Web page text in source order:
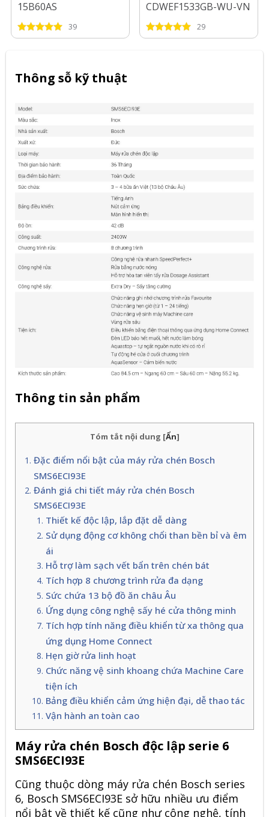
15B60AS
39
CDWEF1533GB-WU-VN
29
Thông sỗ kỹ thuật
Thông tin sản phẩm
Tóm tắt nội dung [Ẩn]
Đặc điểm nổi bật của máy rửa chén Bosch
SMS6ECI93E
Đánh giá chi tiết máy rửa chén Bosch
SMS6ECI93E
Thiết kế độc lập, lắp đặt dễ dàng
Sử dụng động cơ không chổi than bền bỉ và êm
ái
Hỗ trợ làm sạch vết bẩn trên chén bát
Tích hợp 8 chương trình rửa đa dạng
Sức chứa 13 bộ đồ ăn châu Âu
Ứng dụng công nghệ sấy hé cửa thông minh
Tích hợp tính năng điều khiển từ xa thông qua
ứng dụng Home Connect
Hẹn giờ rửa linh hoạt
Chức năng vệ sinh khoang chứa Machine Care
tiện ích
Bảng điều khiển cảm ứng hiện đại, dễ thao tác
Vận hành an toàn cao
Máy rửa chén Bosch độc lập serie 6
SMS6ECI93E
Cũng thuộc dòng máy rửa chén Bosch series
6, Bosch SMS6ECI93E sở hữu nhiều ưu điểm
nổi bật về thiết kế cũng như công nghệ, tính